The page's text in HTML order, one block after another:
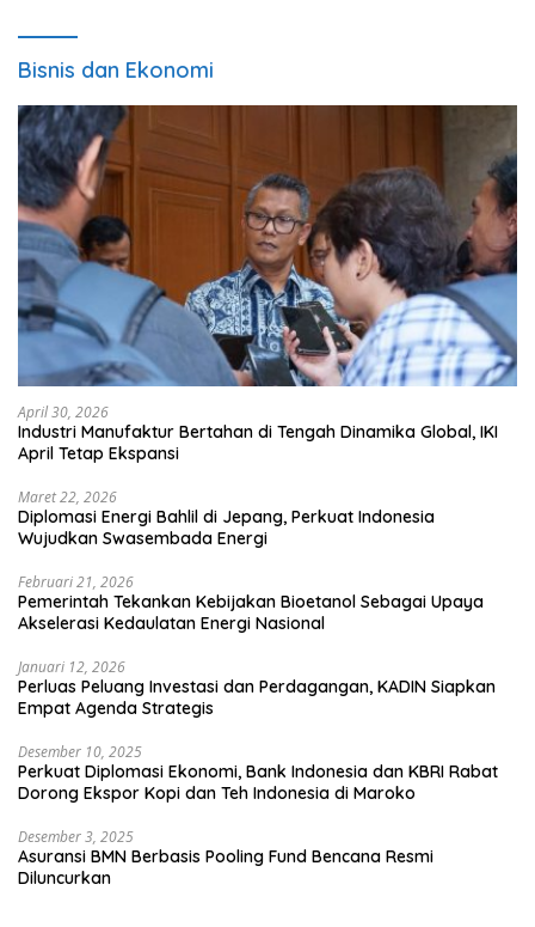
Bisnis dan Ekonomi
April 30, 2026
Industri Manufaktur Bertahan di Tengah Dinamika Global, IKI
April Tetap Ekspansi
Maret 22, 2026
Diplomasi Energi Bahlil di Jepang, Perkuat Indonesia
Wujudkan Swasembada Energi
Februari 21, 2026
Pemerintah Tekankan Kebijakan Bioetanol Sebagai Upaya
Akselerasi Kedaulatan Energi Nasional
Januari 12, 2026
Perluas Peluang Investasi dan Perdagangan, KADIN Siapkan
Empat Agenda Strategis
Desember 10, 2025
Perkuat Diplomasi Ekonomi, Bank Indonesia dan KBRI Rabat
Dorong Ekspor Kopi dan Teh Indonesia di Maroko
Desember 3, 2025
Asuransi BMN Berbasis Pooling Fund Bencana Resmi
Diluncurkan